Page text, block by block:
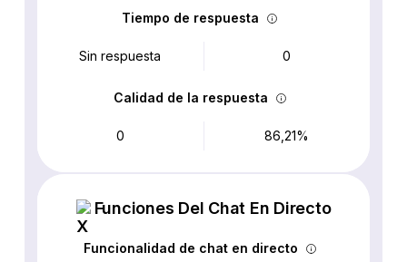
Tiempo de respuesta
Sin respuesta 0
Calidad de la respuesta
0 86,21%
Funciones Del Chat En Directo
Funcionalidad de chat en directo